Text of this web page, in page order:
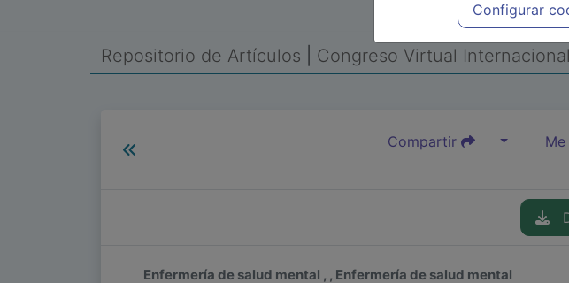
Configurar
Repositorio de Artículos Congreso Virtual
Compartir
Enfermería de salud mental , , Enfermería de salud mental